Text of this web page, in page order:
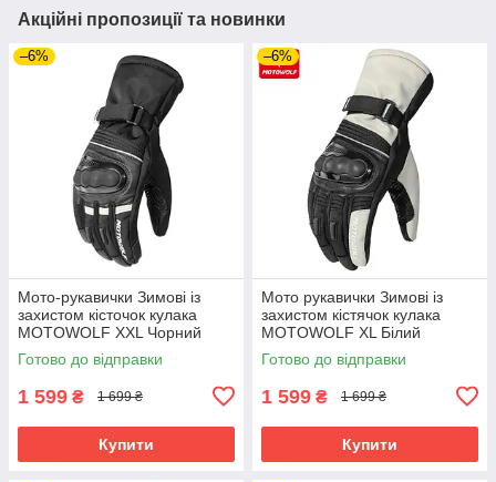
Акційні пропозиції та новинки
–6%
Мото-рукавички Зимові із
захистом кісточок кулака
MOTOWOLF XXL Чорний
MDL0318
Готово до відправки
1 599 ₴ 1 699 ₴
Купити
–6%
Мото рукавички Зимові із
захистом кістячок кулака
MOTOWOLF XL Білий
MDL0318
Готово до відправки
1 599 ₴ 1 699 ₴
Купити